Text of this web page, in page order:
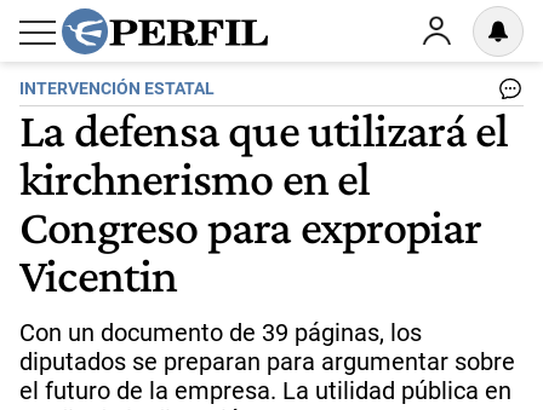
INTERVENCIÓN ESTATAL
La defensa que utilizará el
kirchnerismo en el
Congreso para expropiar
Vicentin
Con un documento de 39 páginas, los
diputados se preparan para argumentar sobre
el futuro de la empresa. La utilidad pública en